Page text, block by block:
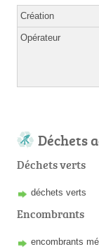
Création
Opérateur
Déchets
Déchets verts
déchets verts
Encombrants
encombrants